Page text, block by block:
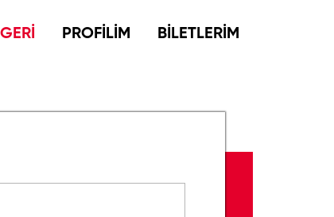
GERİ PROFİLİM BİLETLERİM